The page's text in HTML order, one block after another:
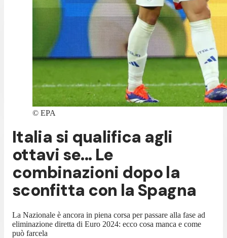
© EPA
Italia si qualifica agli
ottavi se... Le
combinazioni dopo la
sconfitta con la Spagna
La Nazionale è ancora in piena corsa per passare alla fase ad
eliminazione diretta di Euro 2024: ecco cosa manca e come
può farcela